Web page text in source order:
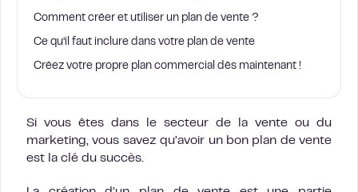
Comment créer et utiliser un plan de vente ?
Ce qu’il faut inclure dans votre plan de vente
Créez votre propre plan commercial dès maintenant !
Si vous êtes dans le secteur de la vente ou du
marketing, vous savez qu’avoir un bon plan de vente
est la clé du succès.